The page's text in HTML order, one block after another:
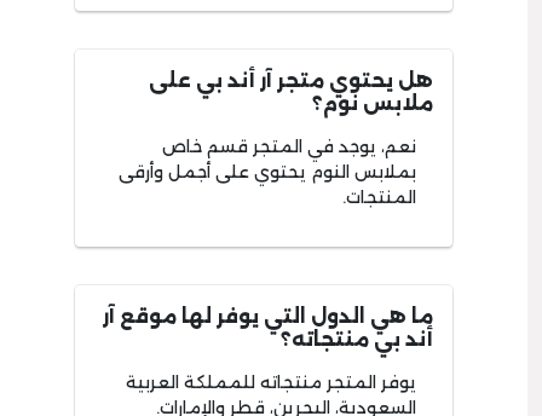
هل يحتوي متجر آر أند بي على
ملابس نوم؟
نعم، يوجد في المتجر قسم خاص
بملابس النوم يحتوي على أجمل وأرقى
المنتجات.
ما هي الدول التي يوفر لها موقع آر
أند بي منتجاته؟
يوفر المتجر منتجاته للمملكة العربية
السعودية، البحرين، قطر والإمارات.